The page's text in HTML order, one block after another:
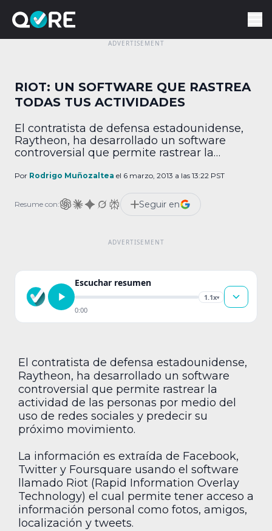
RIOT: UN SOFTWARE QUE RASTREA
TODAS TUS ACTIVIDADES
El contratista de defensa estadounidense,
Raytheon, ha desarrollado un software
controversial que permite rastrear la
de redes sociales y predecir su próximo
Facebook, Twitter y Foursquare usando el
software llamado Riot (Rapid Information
Por Rodrigo Muñozaltea el 6 marzo, 2013 a las 13:22 PST
Resume con: Seguir en
Escuchar resumen
1.1x▾
0:00
El contratista de defensa estadounidense,
Raytheon, ha desarrollado un software
controversial que permite rastrear la
actividad de las personas por medio del
uso de redes sociales y predecir su
próximo movimiento.
La información es extraída de Facebook,
Twitter y Foursquare usando el software
llamado Riot (Rapid Information Overlay
Technology) el cual permite tener acceso a
información personal como fotos, amigos,
localización y tweets.